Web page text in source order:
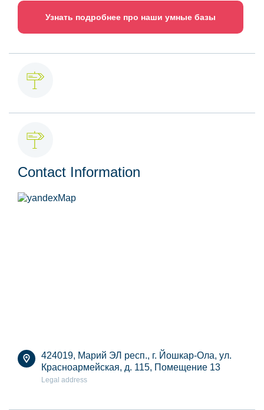
Узнать подробнее про наши умные базы
Contact Information
424019, Марий ЭЛ респ., г. Йошкар-Ола, ул.
Красноармейская, д. 115, Помещение 13
Legal address